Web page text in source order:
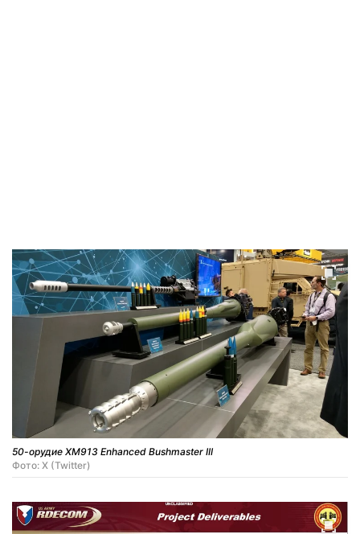
50-орудие XM913 Enhanced Bushmaster III
Фото: X (Twitter)